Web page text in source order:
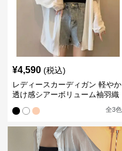
¥4,590 (税込)
レディースカーディガン 軽やか
透け感シアーボリューム袖羽織
全3色